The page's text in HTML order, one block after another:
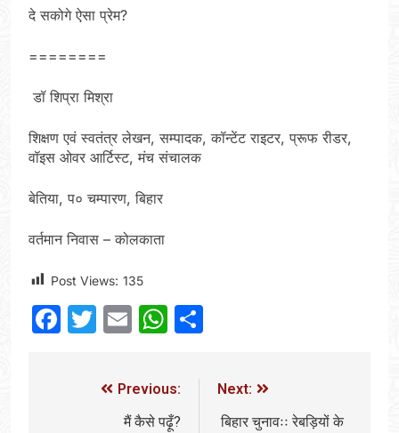
दे सकोगे ऐसा प्रेम?
========
डॉ शिप्रा मिश्रा
शिक्षण एवं स्वतंत्र लेखन, सम्पादक, कॉन्टेंट राइटर, प्रूफ रीडर,
वॉइस ओवर आर्टिस्ट, मंच संचालक
बेतिया, प० चम्पारण, बिहार
वर्तमान निवास – कोलकाता
Post Views: 135
Facebook
Twitter
EmailWhatsApp
Previous:
मैं कैसे पढ़ूँ?
Next:
बिहार चुनावःः रेबड़ियों के